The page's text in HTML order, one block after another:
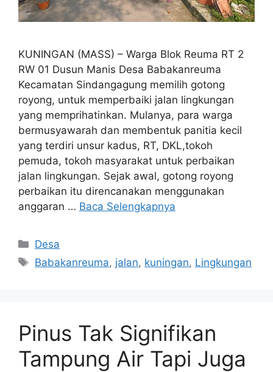
KUNINGAN (MASS) – Warga Blok Reuma RT 2
RW 01 Dusun Manis Desa Babakanreuma
Kecamatan Sindangagung memilih gotong
royong, untuk memperbaiki jalan lingkungan
yang memprihatinkan. Mulanya, para warga
bermusyawarah dan membentuk panitia kecil
yang terdiri unsur kadus, RT, DKL,tokoh
pemuda, tokoh masyarakat untuk perbaikan
jalan lingkungan. Sejak awal, gotong royong
perbaikan itu direncanakan menggunakan
anggaran … Baca Selengkapnya
Kategori
Desa
Tag
Babakanreuma, jalan, kuningan, Lingkungan
Pinus Tak Signifikan
Tampung Air Tapi Juga